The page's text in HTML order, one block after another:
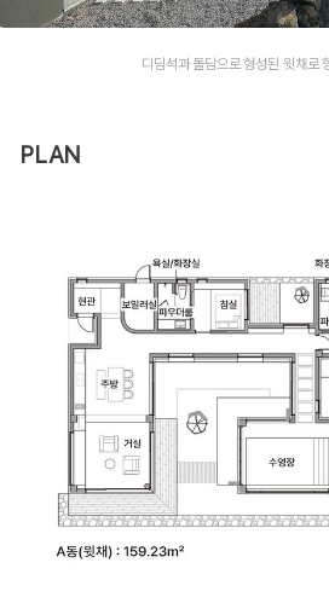
디딤석과 돌담으로 형성된 윗채로
PLAN​